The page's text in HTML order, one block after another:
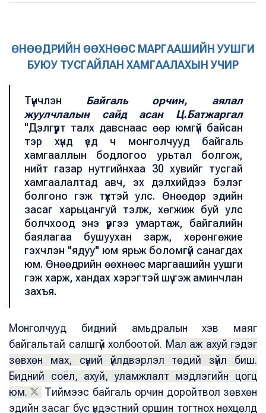
ӨНӨӨДРИЙН ӨӨХНӨӨС МАРГААШИЙН УУШГИ
БУЮУ ТУСГАЙЛАН ХАМГААЛАХЫН УЧИР
Түүнчлэн Байгаль орчин, аялал
жуулчлалын сайд асан Ц.Батжаргал
"Дэлгүүрт талх давснаас өөр юмгүй байсан
тэр хүнд үед ч монголчууд байгаль
хамгааллын бодлогоо урьтал болгож,
нийт газар нутгийнхаа 30 хувийг тусгай
хамгаалалтад авч, эх дэлхийдээ бэлэг
болгоно гэж түүхтэй улс. Өнөөдөр эдийн
засаг харьцангуй тэлж, хөгжиж буй улс
болчхоод энэ үүргээ умартаж, байгалийн
баялагаа бушуухан зарж, хөрөнгөжие
гэхчлэн "ядуу" юм ярьж боломгүй санагдах
юм. Өнөөдрийн өөхнөөс маргаашийн уушги
гэж харж, хандах хэрэгтэй шүү гэж аминчлан
захъя.
Монголчууд бидний амьдралын хэв маяг
байгальтай салшгүй холбоотой. Мал аж ахуй гэдэг
зөвхөн мах, сүүний үйлдвэрлэл төдий зүйл биш.
Бидний соёл, ахуй, уламжлалт мэдлэгийн цогц
юм.
Тиймээс байгаль орчин доройтвол зөвхөн
эдийн засаг бус үндэстний оршин тогтнох нөхцөлд